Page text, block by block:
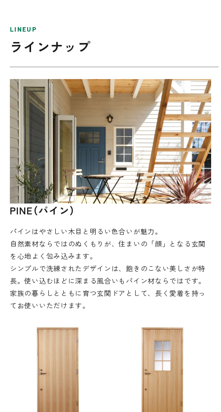
LINEUP
ラインナップ
PINE（パイン）
パインはやさしい木目と明るい色合いが魅力。
自然素材ならではのぬくもりが、住まいの「顔」となる玄関
を心地よく包み込みます。
シンプルで洗練されたデザインは、飽きのこない美しさが特
長。使い込むほどに深まる風合いもパイン材ならではです。
家族の暮らしとともに育つ玄関ドアとして、長く愛着を持っ
てお使いいただけます。